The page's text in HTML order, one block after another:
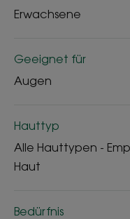
Erwachsene
Geeignet für
Augen
Hauttyp
Alle Hauttypen -
Haut
Bedürfnis